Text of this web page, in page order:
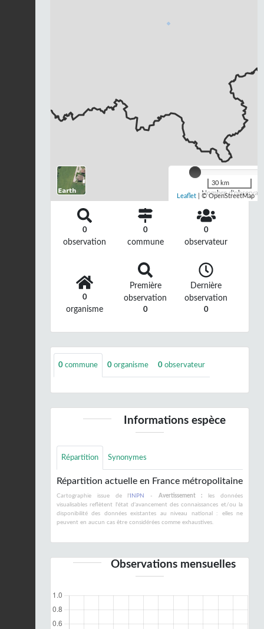
Nombre
30 km
Leaflet | © OpenStreetMap
0
observation
0
commune
0
observateur
0
organisme
Première
observation
0
Dernière
observation
0
0 commune 0 organisme 0 observateur
Informations espèce
Répartition Synonymes
Répartition actuelle en France métropolitaine
Cartographie issue de l' INPN - Avertissement : les données
visualisables reflètent l'état d'avancement des connaissances et/ou la
disponibilité des données existantes au niveau national : elles ne
peuvent en aucun cas être considérées comme exhaustives.
Observations mensuelles